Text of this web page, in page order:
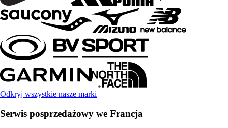
Odkryj wszystkie nasze marki
Serwis posprzedażowy we Francja